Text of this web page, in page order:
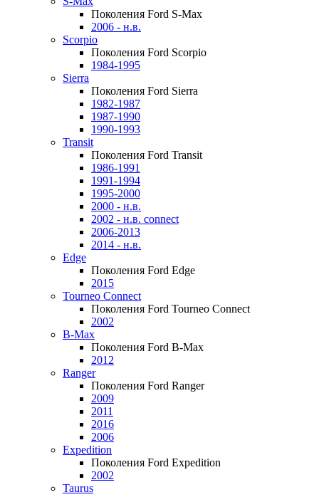
Поколения Ford S-Max
2006 - н.в.
Scorpio
Поколения Ford Scorpio
1984-1995
Sierra
Поколения Ford Sierra
1982-1987
1987-1990
1990-1993
Transit
Поколения Ford Transit
1986-1991
1991-1994
1995-2000
2000 - н.в.
2002 - н.в. connect
2006-2013
2014 - н.в.
Edge
Поколения Ford Edge
2015
Tourneo Connect
Поколения Ford Tourneo Connect
2002
B-Max
Поколения Ford B-Max
2012
Ranger
Поколения Ford Ranger
2009
2011
2016
2006
Expedition
Поколения Ford Expedition
2002
Taurus